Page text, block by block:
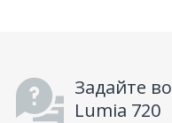
Задайте
Lumia 720